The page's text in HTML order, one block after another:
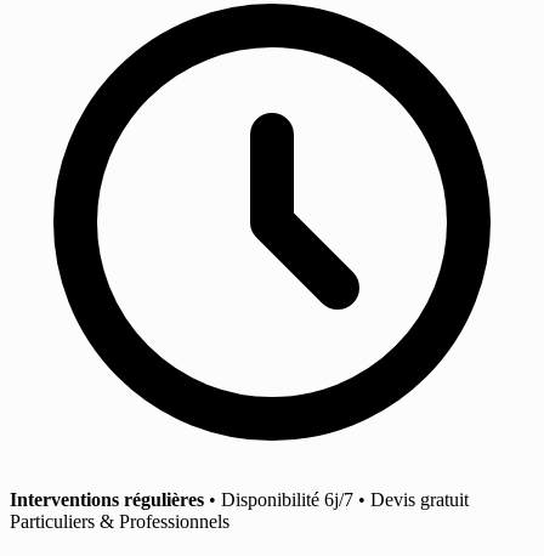
Interventions régulières • Disponibilité 6j/7 • Devis gratuit
Particuliers & Professionnels